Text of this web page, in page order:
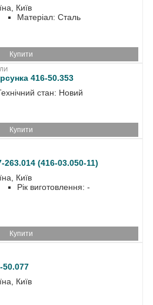
Київ
Матеріал: Сталь
Купити
416-50.353
стан: Новий
Купити
(416-03.050-11)
Київ
Рік виготовлення: -
Купити
Київ